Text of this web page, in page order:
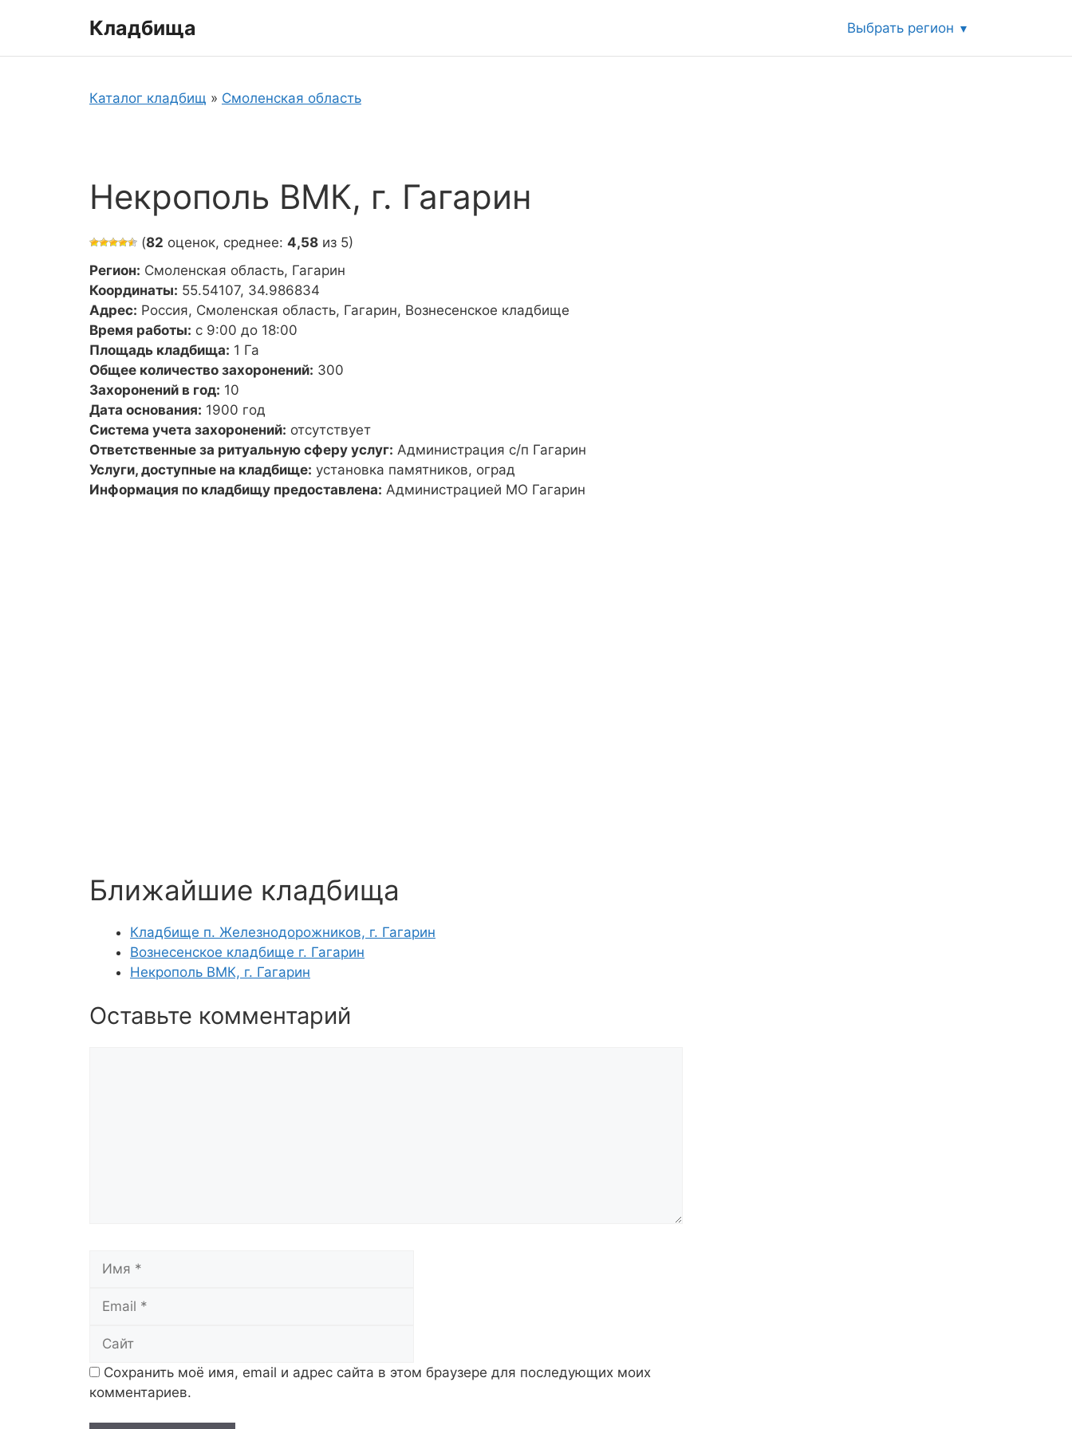
Кладбища Выбрать регион
Каталог кладбищ » Смоленская область
Некрополь ВМК, г. Гагарин
(82 оценок, среднее: 4,58 из 5)
Регион: Смоленская область, Гагарин
Координаты: 55.54107, 34.986834
Адрес: Россия, Смоленская область, Гагарин, Вознесенское кладбище
Время работы: с 9:00 до 18:00
Площадь кладбища: 1 Га
Общее количество захоронений: 300
Захоронений в год: 10
Дата основания: 1900 год
Система учета захоронений: отсутствует
Ответственные за ритуальную сферу услуг: Администрация с/п Гагарин
Услуги, доступные на кладбище: установка памятников, оград
Информация по кладбищу предоставлена: Администрацией МО Гагарин
Ближайшие кладбища
Кладбище п. Железнодорожников, г. Гагарин
Вознесенское кладбище г. Гагарин
Некрополь ВМК, г. Гагарин
Оставьте комментарий
Сохранить моё имя, email и адрес сайта в этом браузере для последующих моих
комментариев.